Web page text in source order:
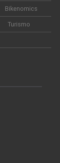
Bikenomics
Turismo